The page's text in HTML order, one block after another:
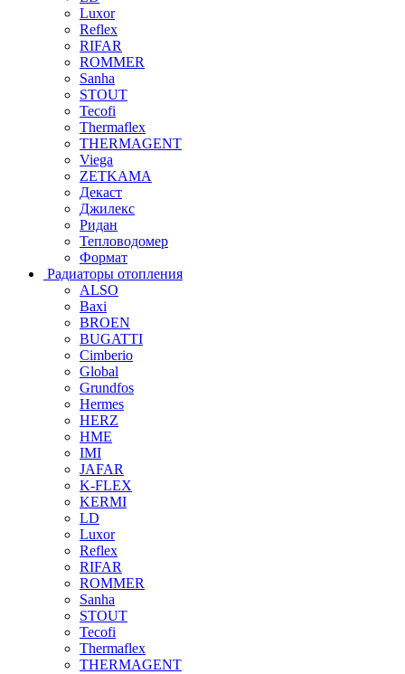
Luxor
Reflex
RIFAR
ROMMER
Sanha
STOUT
Tecofi
Thermaflex
THERMAGENT
Viega
ZETKAMA
Декаст
Джилекс
Ридан
Тепловодомер
Формат
Радиаторы отопления
ALSO
Baxi
BROEN
BUGATTI
Cimberio
Global
Grundfos
Hermes
HERZ
HME
IMI
JAFAR
K-FLEX
KERMI
LD
Luxor
Reflex
RIFAR
ROMMER
Sanha
STOUT
Tecofi
Thermaflex
THERMAGENT